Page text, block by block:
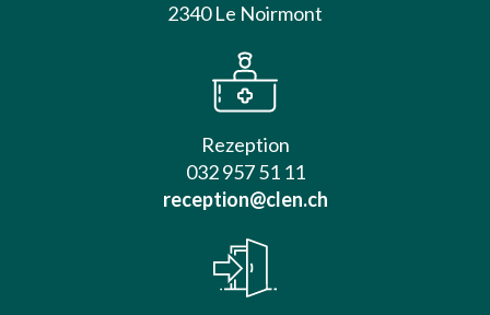
2340 Le Noirmont
Rezeption
032 957 51 11
reception@clen.ch